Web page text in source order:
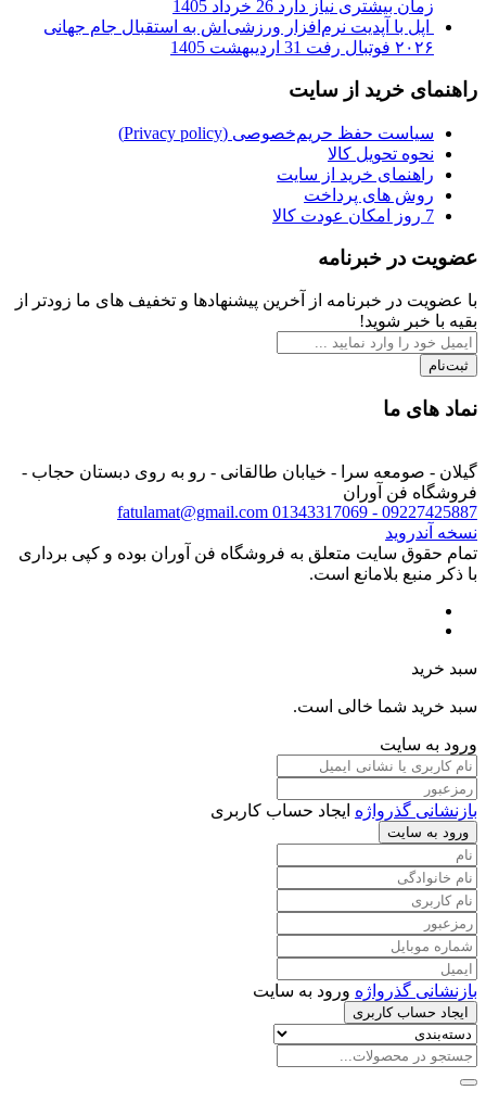
زمان بیشتری نیاز دارد 26 خرداد 1405
اپل با آپدیت نرم‌افزار ورزشی‌اش به استقبال جام جهانی
۲۰۲۶ فوتبال رفت
31 اردیبهشت 1405
راهنمای خرید از سایت
سیاست حفظ حریم‌خصوصی (Privacy policy)
نحوه تحویل کالا
راهنمای خرید از سایت
روش های پرداخت
7 روز امکان عودت کالا
عضویت در خبرنامه
با عضویت در خبرنامه از آخرین پیشنهادها و تخفیف های ما زودتر از
بقیه با خبر شوید!
ثبت‌نام
نماد های ما
گیلان - صومعه سرا - خیابان طالقانی - رو به روی دبستان حجاب -
فروشگاه فن آوران
09227425887 - 01343317069
fatulamat@gmail.com
نسخه آندروید
تمام حقوق سایت متعلق به فروشگاه فن آوران بوده و کپی برداری
با ذکر منبع بلامانع است.
سبد خرید
سبد خرید شما خالی است.
ورود به سایت
بازنشانی گذرواژه ایجاد حساب کاربری
ورود به سایت
بازنشانی گذرواژه ورود به سایت
ایجاد حساب کاربری